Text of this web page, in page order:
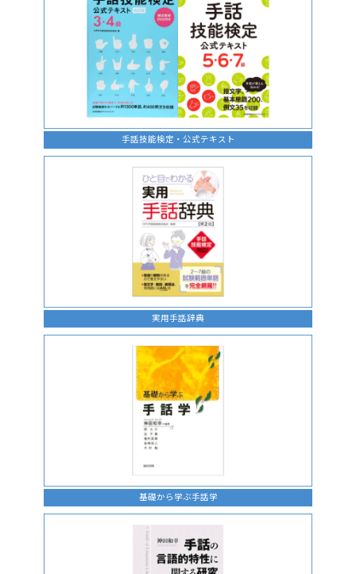
手話技能検定・公式テキスト
実用手話辞典
基礎から学ぶ手話学